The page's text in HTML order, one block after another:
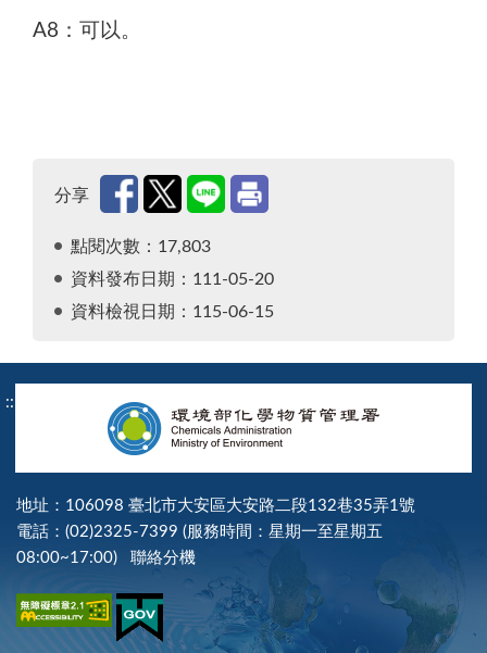
A8：可以。
分享
點閱次數：17,803
資料發布日期：111-05-20
資料檢視日期：115-06-15
:::
地址：106098 臺北市大安區大安路二段132巷35弄1號
電話：(02)2325-7399 (服務時間：星期一至星期五
08:00~17:00) 聯絡分機